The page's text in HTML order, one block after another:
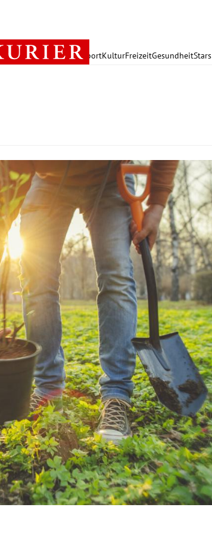
PolitikWirtschaft SportKulturFreizeitGesundheitStars